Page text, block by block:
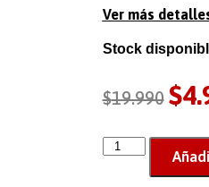
Ver más
Stock
$19.990 $